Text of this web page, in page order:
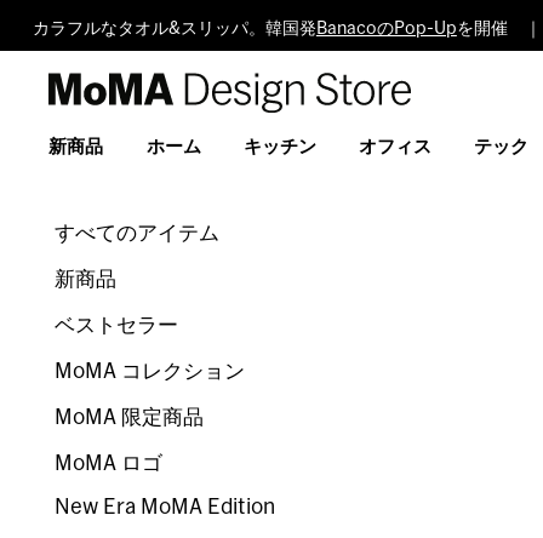
カラフルなタオル&スリッパ。韓国発 BanacoのPop-Upを開催
Design
新商品 ホーム キッチン オフィス テック
すべてのアイテム
新商品
ベストセラー
MoMA コレクション
MoMA 限定商品
MoMA ロゴ
New Era MoMA Edition